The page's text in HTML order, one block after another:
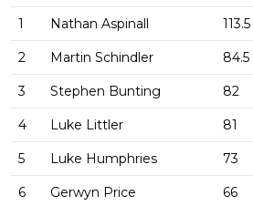
1 Nathan Aspinall 113.5
2 Martin Schindler 84.5
3 Stephen Bunting 82
4 Luke Littler 81
5 Luke Humphries 73
6 Gerwyn Price 66